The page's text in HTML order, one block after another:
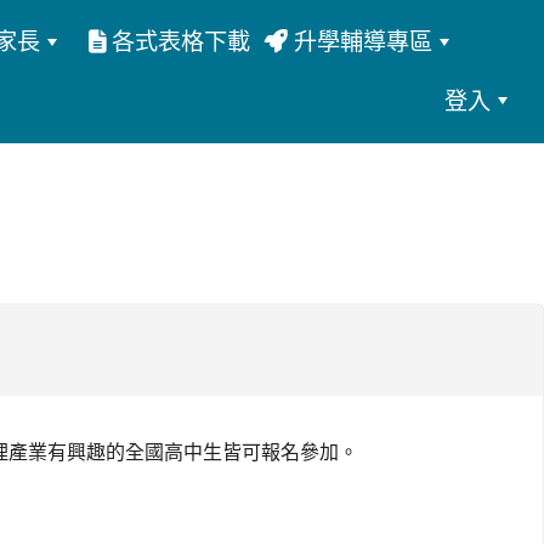
長 各式表格下載
升學輔導專區
登入
業有興趣的全國高中生皆可報名參加。